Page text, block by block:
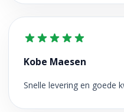
Kobe Maesen
Snelle levering en goede